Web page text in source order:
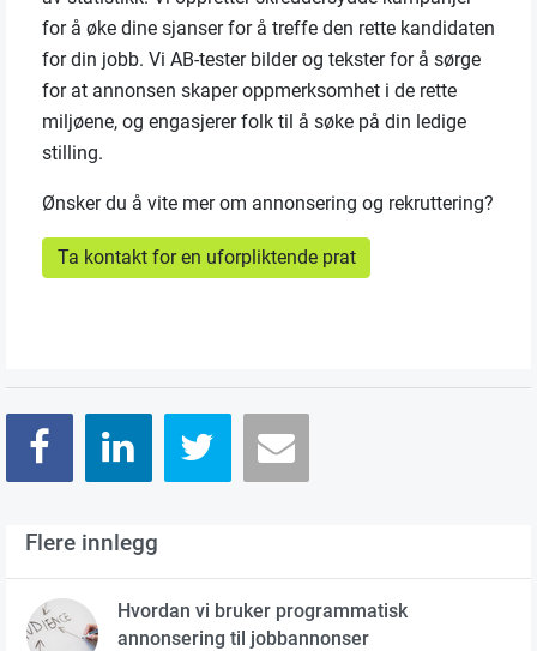
for å øke dine sjanser for å treffe den rette kandidaten
for din jobb. Vi AB-tester bilder og tekster for å sørge
for at annonsen skaper oppmerksomhet i de rette
miljøene, og engasjerer folk til å søke på din ledige
stilling.
Ønsker du å vite mer om annonsering og rekruttering?
Ta kontakt for en uforpliktende prat
Flere innlegg
Hvordan vi bruker programmatisk
annonsering til jobbannonser